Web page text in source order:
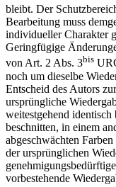
bleibt. Der
Bearbeitung muss
individueller Charakter
Geringfügige
von Art. 2 Abs. 3bis
noch um dieselbe
Entscheid des Autors
ursprüngliche
weitestgehend
beschnitten, in einem
abgeschwächten
der ursprünglichen
vorbestehende